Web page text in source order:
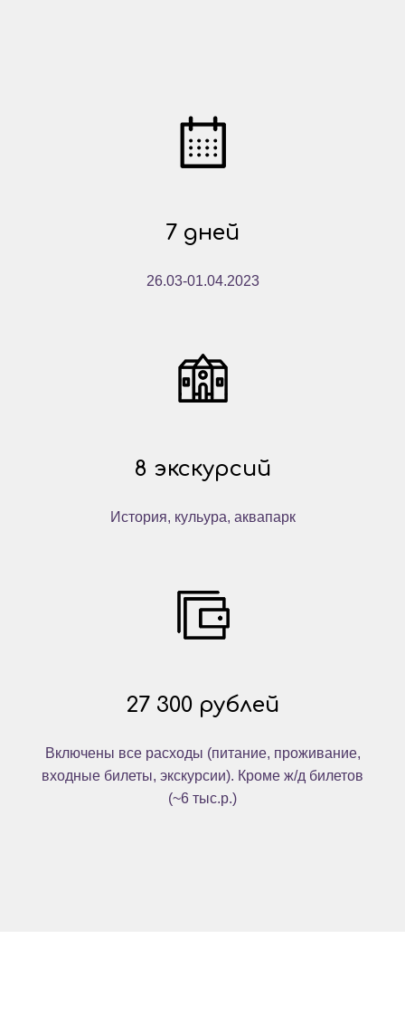
7 дней
26.03-01.04.2023
8 экскурсий
История, кульура, аквапарк
27 300 рублей
Включены все расходы (питание, проживание,
входные билеты, экскурсии). Кроме ж/д билетов
(~6 тыс.р.)